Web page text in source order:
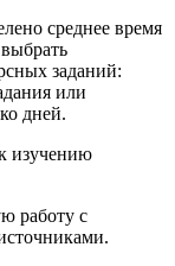
среднее время
заданий:
или
дней.
изучению
работу с